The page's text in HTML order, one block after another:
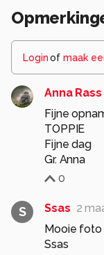
Loginof maak
Anna Rass
Fijne
TOPPIE
Fijne dag
Gr. Anna
0
S Ssas 2
Mooie foto
Ssas